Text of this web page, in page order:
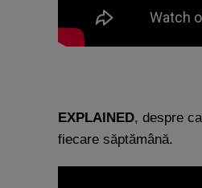
EXPLAINED, despre
fiecare săptămână.